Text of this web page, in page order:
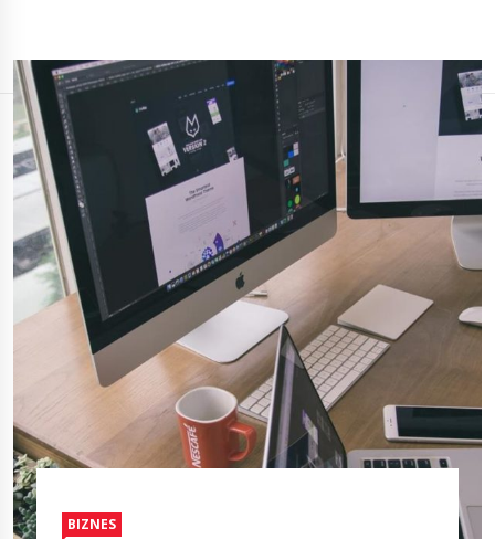
BIZNES